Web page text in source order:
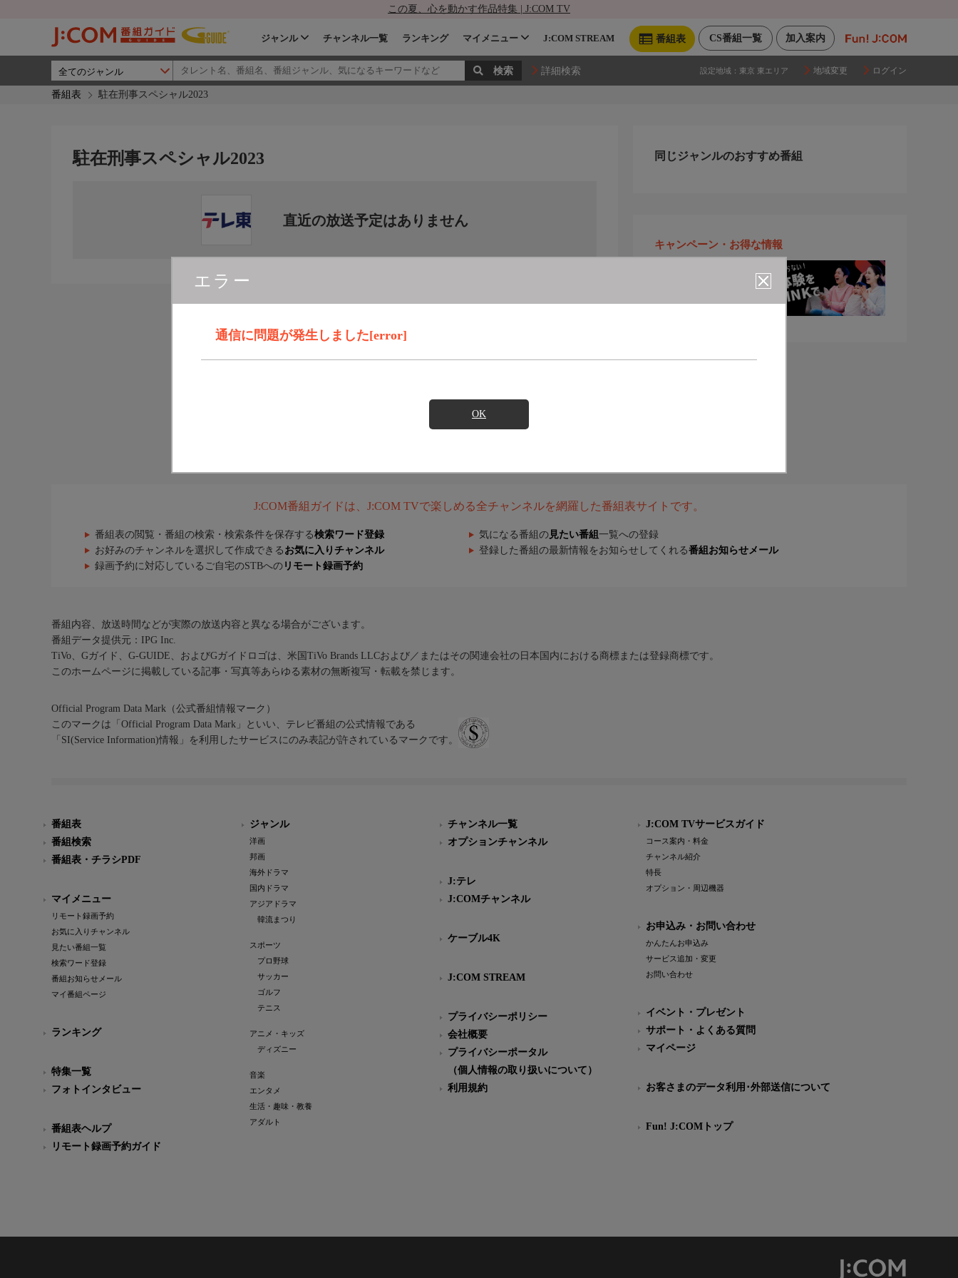
この夏、心を動かす作品特集 | J:COM TV
加入案内
CS番組一覧
番組表
ジャンル チャンネル一覧 ランキング マイメニュー J:COM STREAM
詳細検索 設定地域： 東京 東エリア 地域変更 ログイン
番組表 駐在刑事スペシャル2023
エラー
通信に問題が発生しました[error]
OK
駐在刑事スペシャル2023
直近の放送予定はありません
同じジャンルのおすすめ番組
キャンペーン・お得な情報
J:COM番組ガイドは、J:COM TVで楽しめる全チャンネルを網羅した番組表サイトです。
番組表の閲覧・番組の検索・検索条件を保存する検索ワード登録 気になる番組の 見たい番組 一覧への登録
お好みのチャンネルを選択して作成できる お気に入りチャンネル 登録した番組の最新情報をお知らせしてくれる番組お知らせメール
録画予約に対応しているご自宅のSTBへの リモート録画予約
番組内容、放送時間などが実際の放送内容と異なる場合がございます。
番組データ提供元：IPG Inc.
TiVo、Gガイド、G-GUIDE、およびGガイドロゴは、米国TiVo Brands LLCおよび／またはその関連会社の日本国内における商標または登録商標です。
このホームページに掲載している記事・写真等あらゆる素材の無断複写・転載を禁じます。
Official Program Data Mark（公式番組情報マーク）
このマークは「Official Program Data Mark」といい、テレビ番組の公式情報である
「SI(Service Information)情報」を利用したサービスにのみ表記が許されているマークです。
番組表
番組検索
番組表・チラシPDF
マイメニュー
リモート録画予約
お気に入りチャンネル
見たい番組一覧
検索ワード登録
番組お知らせメール
マイ番組ページ
ランキング
特集一覧
フォトインタビュー
番組表ヘルプ
リモート録画予約ガイド
ジャンル
洋画
邦画
海外ドラマ
国内ドラマ
アジアドラマ
韓流まつり
スポーツ
プロ野球
サッカー
ゴルフ
テニス
アニメ・キッズ
ディズニー
音楽
エンタメ
生活・趣味・教養
アダルト
チャンネル一覧
オプションチャンネル
J:テレ
J:COMチャンネル
ケーブル4K
J:COM STREAM
プライバシーポリシー
会社概要
プライバシーポータル
（個人情報の取り扱いについて）
利用規約
J:COM TVサービスガイド
コース案内・料金
チャンネル紹介
特長
オプション・周辺機器
お申込み・お問い合わせ
かんたんお申込み
サービス追加・変更
お問い合わせ
イベント・プレゼント
サポート・よくある質問
マイページ
お客さまのデータ利用･外部送信について
Fun! J:COMトップ